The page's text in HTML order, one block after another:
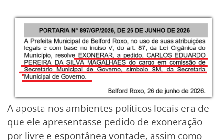
A aposta nos ambientes políticos locais era de
que ele apresentasse pedido de exoneração
por livre e espontânea vontade, assim como